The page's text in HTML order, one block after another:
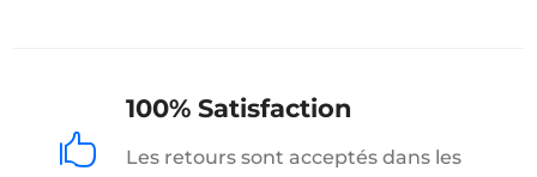

100% Satisfaction
Les retours sont acceptés dans les